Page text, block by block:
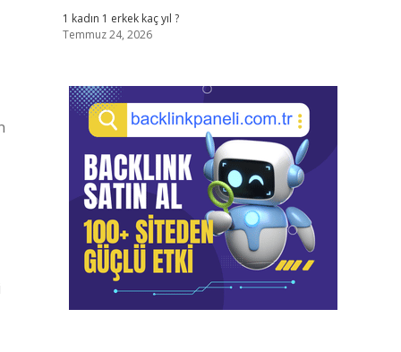
1 kadın 1 erkek kaç yıl ?
Temmuz 24, 2026